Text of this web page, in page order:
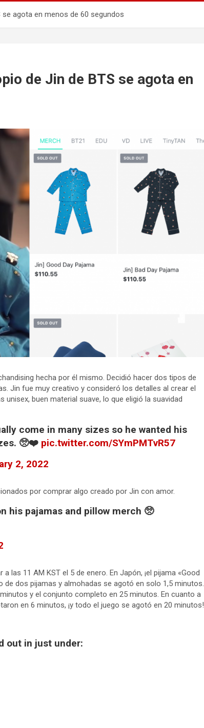
agota en menos de 60 segundos
de Jin de BTS se agota en
hecha por él mismo. Decidió hacer dos tipos de
Jin fue muy creativo y consideró los detalles al crear el
buen material suave, lo que eligió la suavidad
come in many sizes so he wanted his
🥺❤️ pic.twitter.com/SYmPMTvR57
2, 2022
por comprar algo creado por Jin con amor.
his pajamas and pillow merch 🥺
las 11 AM KST el 5 de enero. En Japón, ¡el pijama «Good
dos pijamas y almohadas se agotó en solo 1,5 minutos.
y el conjunto completo en 25 minutos. En cuanto a
en 6 minutos, ¡y todo el juego se agotó en 20 minutos!
out in just under: